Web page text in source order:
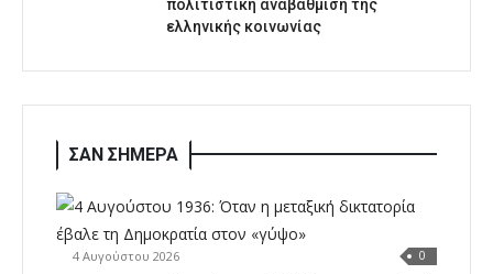
πολιτιστική αναβάθμιση της
ελληνικής κοινωνίας
ΣΑΝ ΣΗΜΕΡΑ
4 Αυγούστου 2026 0